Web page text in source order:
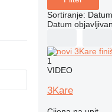
Sortiranje:
Datum
1
VIDEO
3Kare